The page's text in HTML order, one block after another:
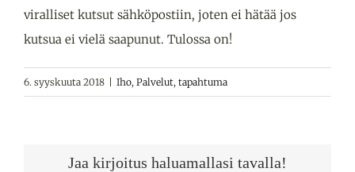
viralliset kutsut sähköpostiin, joten ei hätää jos
kutsua ei vielä saapunut. Tulossa on!
6. syyskuuta 2018 Iho, Palvelut, tapahtuma
Jaa kirjoitus haluamallasi tavalla!